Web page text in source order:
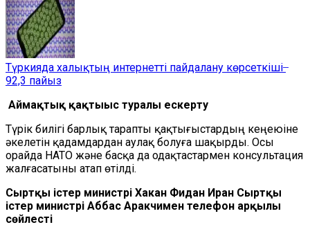
Түркияда халықтың интернетті пайдалану көрсеткіші ̶
92,3 пайыз
Аймақтық қақтығыс туралы ескерту
Түрік билігі барлық тарапты қақтығыстардың кеңеюіне
әкелетін қадамдардан аулақ болуға шақырды. Осы
орайда НАТО және басқа да одақтастармен консультация
жалғасатыны атап өтілді.
Сыртқы істер министрі Хакан Фидан Иран Сыртқы
істер министрі Аббас Аракчимен телефон арқылы
сөйлесті